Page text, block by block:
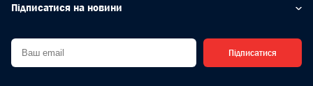
Підписатися на новини
Підписатися